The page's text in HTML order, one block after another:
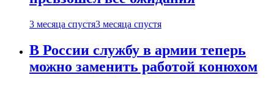
3 месяца спустя3 месяца спустя
В России службу в армии теперь
можно заменить работой конюхом